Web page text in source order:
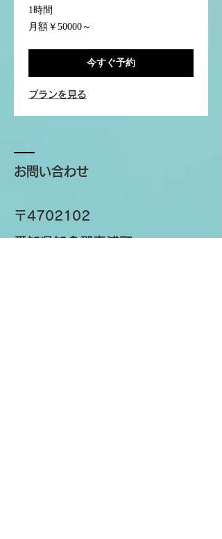
1時間
月
額
月額￥50000～
今すぐ予約
プランを見る
お問い合わせ
〒4702102
愛知県知多郡東浦町